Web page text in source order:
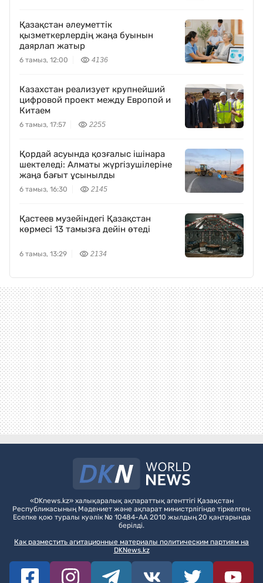
Қазақстан әлеуметтік
қызметкерлердің жаңа буынын
даярлап жатыр
6 тамыз, 12:00 4136
Казахстан реализует крупнейший
цифровой проект между Европой и
Китаем
6 тамыз, 17:57 2255
Қордай асуында қозғалыс ішінара
шектеледі: Алматы жүргізушілеріне
жаңа бағыт ұсынылды
6 тамыз, 16:30 2145
Қастеев музейіндегі Қазақстан
көрмесі 13 тамызға дейін өтеді
6 тамыз, 13:29 2134
«DKnews.kz» халықаралық ақпараттық агенттігі Қазақстан
Республикасының Мәдениет және ақпарат министрлігінде тіркелген.
Есепке қою туралы куәлік № 10484-АА 2010 жылдың 20 қаңтарында
берілді.
Как разместить агитационные материалы политическим партиям на
DKNews.kz